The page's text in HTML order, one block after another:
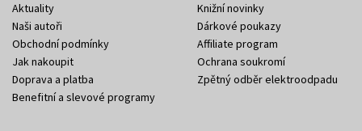
Aktuality
Naši autoři
Obchodní podmínky
Jak nakoupit
Doprava a platba
Benefitní a slevové programy
Knižní novinky
Dárkové poukazy
Affiliate program
Ochrana soukromí
Zpětný odběr elektroodpadu